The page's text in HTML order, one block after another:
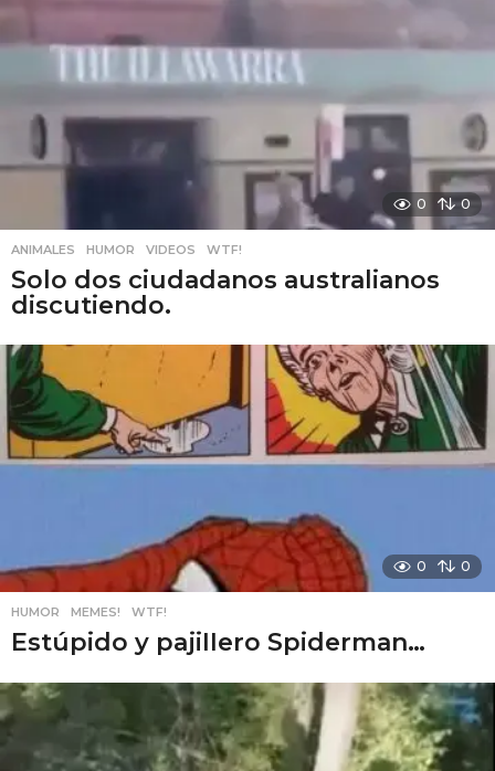
0 0
ANIMALES ,HUMOR ,VIDEOS ,WTF!
Solo dos ciudadanos australianos
discutiendo.
0 0
HUMOR ,MEMES! ,WTF!
Estúpido y pаjiIIero Spiderman…